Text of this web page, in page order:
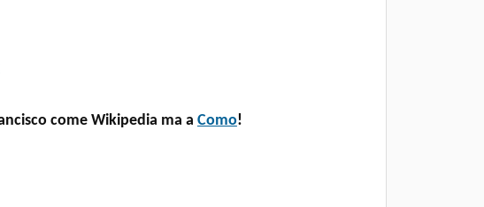
come Wikipedia ma a Como!